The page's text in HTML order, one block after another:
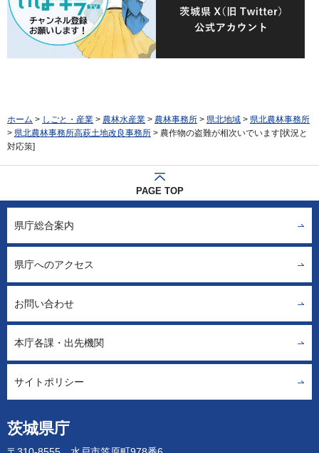
ホーム > しごと・産業 > 農林水産業 > 農林事務所 > 県北地域 > 県北農林事務所
> 県北農林事務所高萩土地改良事務所 > 農作物の盗難が相次いでいます[状況と
対応策]
PAGE TOP
茨城県庁
県庁総合案内
県庁へのアクセス
お問い合わせ
本庁各課・出先機関
サイトポリシー